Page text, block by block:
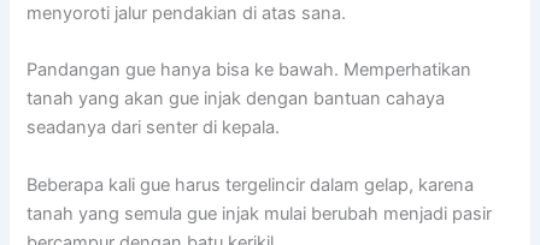
menyoroti jalur pendakian di atas sana.
Pandangan gue hanya bisa ke bawah. Memperhatikan
tanah yang akan gue injak dengan bantuan cahaya
seadanya dari senter di kepala.
Beberapa kali gue harus tergelincir dalam gelap, karena
tanah yang semula gue injak mulai berubah menjadi pasir